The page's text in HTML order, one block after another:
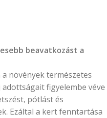
beavatkozást a
növények természetes
figyelembe véve
pótlást és
Ezáltal a kert fenntartása